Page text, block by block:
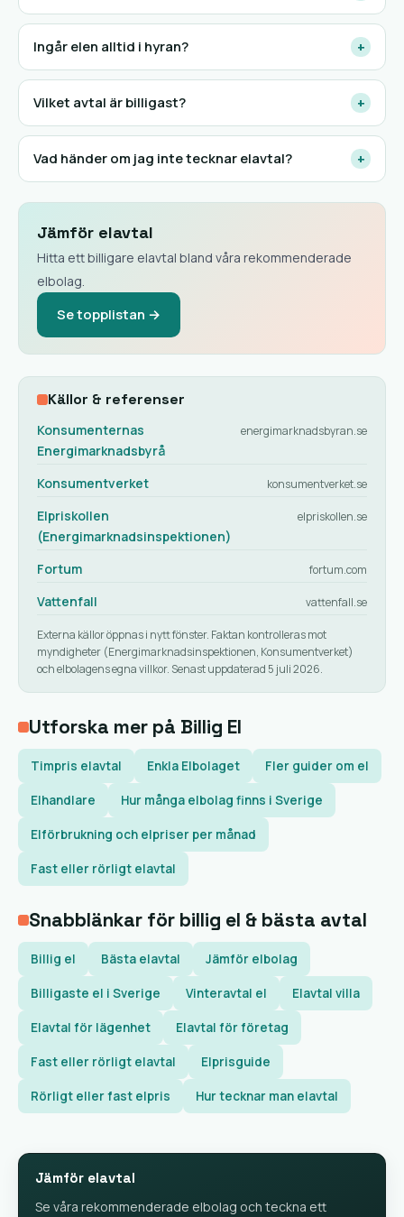
Ingår elen alltid i hyran? +
Vilket avtal är billigast? +
Vad händer om jag inte tecknar elavtal? +
Jämför elavtal
Hitta ett billigare elavtal bland våra rekommenderade
elbolag.
Se topplistan →
Källor & referenser
Konsumenternas
Energimarknadsbyrå
energimarknadsbyran.se
Konsumentverket konsumentverket.se
Elpriskollen
(Energimarknadsinspektionen)
elpriskollen.se
Fortum fortum.com
Vattenfall vattenfall.se
Externa källor öppnas i nytt fönster. Faktan kontrolleras mot
myndigheter (Energimarknadsinspektionen, Konsumentverket)
och elbolagens egna villkor. Senast uppdaterad 5 juli 2026.
Utforska mer på Billig El
Timpris elavtal Enkla Elbolaget Fler guider om el
Elhandlare Hur många elbolag finns i Sverige
Elförbrukning och elpriser per månad
Fast eller rörligt elavtal
Snabblänkar för billig el & bästa avtal
Billig el Bästa elavtal Jämför elbolag
Billigaste el i Sverige Vinteravtal el Elavtal villa
Elavtal för lägenhet Elavtal för företag
Fast eller rörligt elavtal Elprisguide
Rörligt eller fast elpris Hur tecknar man elavtal
Jämför elavtal
Se våra rekommenderade elbolag och teckna ett